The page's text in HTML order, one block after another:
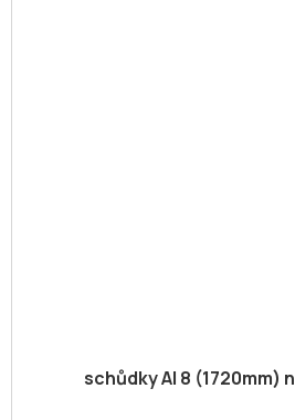
schůdky Al 8 (1720mm)